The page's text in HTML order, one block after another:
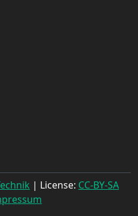
| License: CC-BY-SA